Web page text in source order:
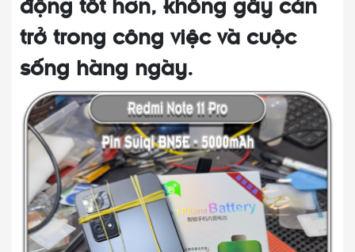
trở trong công việc và cuộc
sống hàng ngày.